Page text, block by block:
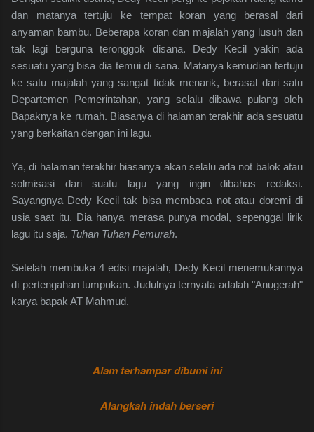
dan matanya tertuju ke tempat koran yang berasal dari
anyaman bambu. Beberapa koran dan majalah yang lusuh dan
tak lagi berguna teronggok disana. Dedy Kecil yakin ada
sesuatu yang bisa dia temui di sana. Matanya kemudian tertuju
ke satu majalah yang sangat tidak menarik, berasal dari satu
Departemen Pemerintahan, yang selalu dibawa pulang oleh
Bapaknya ke rumah. Biasanya di halaman terakhir ada sesuatu
yang berkaitan dengan ini lagu.
Ya, di halaman terakhir biasanya akan selalu ada not balok atau
solmisasi dari suatu lagu yang ingin dibahas redaksi.
Sayangnya Dedy Kecil tak bisa membaca not atau doremi di
usia saat itu. Dia hanya merasa punya modal, sepenggal lirik
lagu itu saja. Tuhan Tuhan Pemurah.
Setelah membuka 4 edisi majalah, Dedy Kecil menemukannya
di pertengahan tumpukan. Judulnya ternyata adalah "Anugerah"
karya bapak AT Mahmud.
Alam terhampar dibumi ini
Alangkah indah berseri